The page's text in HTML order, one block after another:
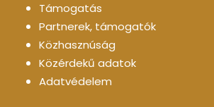
Támogatás
Partnerek, támogatók
Közhasznúság
Közérdekű adatok
Adatvédelem